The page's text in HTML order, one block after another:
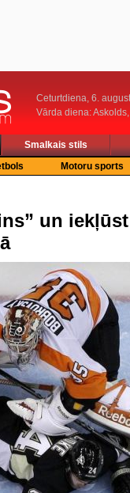
Ceturtdiena, 6.
Vārda diena:
Smalkais stils
Motoru sports
un iekļūst